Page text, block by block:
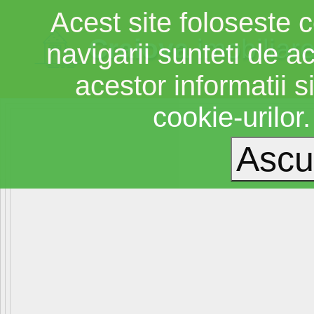
Craiova
Acest site foloseste
navigarii sunteti de
acestor informatii
cookie-